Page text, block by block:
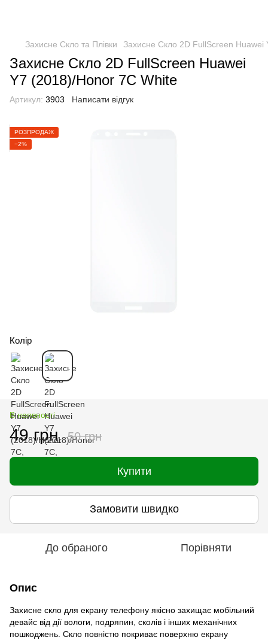
Захисне Скло та Плівки Захисне Скло 2D FullScreen
Захисне Скло 2D FullScreen Huawei
Y7 (2018)/Honor 7C White
Артикул: 3903 Написати відгук
РОЗПРОДАЖ
−2%
Колір
В наявності
49 грн 50 грн
Купити
Замовити швидко
До обраного Порівняти
Опис
Захисне скло для екрану телефону якісно захищає мобільний
девайс від дії вологи, подряпин, сколів і інших механічних
пошкоджень. Скло повністю покриває поверхню екрану